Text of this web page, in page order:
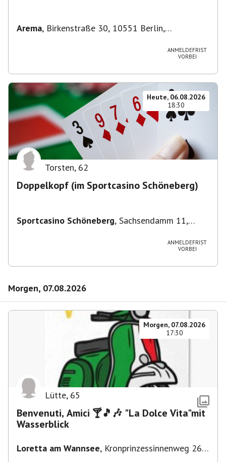
Arema, Birkenstraße 30, 10551 Berlin,
ANMELDEFRIST
VORBEI
Heute, 06.08.2026
18:30
Torsten, 62
Doppelkopf (im Sportcasino Schöneberg)
Sportcasino Schöneberg, Sachsendamm 11,
ANMELDEFRIST
VORBEI
Morgen, 07.08.2026
Morgen, 07.08.2026
17:30
Lütte, 65
Benvenuti, Amici 🍸🎵🎶 "La Dolce Vita"mit
Wasserblick
Loretta am Wannsee, Kronprinzessinnenweg 260,